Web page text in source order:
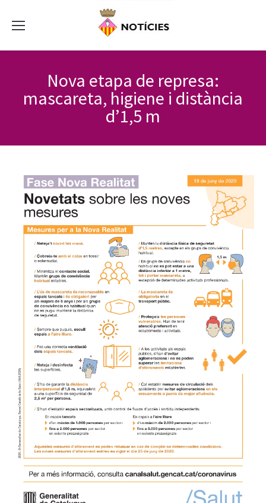
Nova etapa de represa:
mascareta, higiene i distància
d’1,5 m